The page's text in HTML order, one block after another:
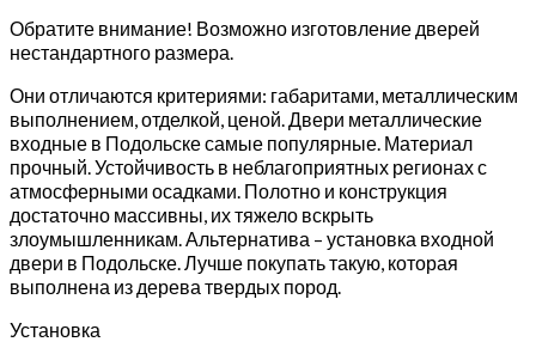
Обратите внимание! Возможно изготовление дверей
нестандартного размера.
Они отличаются критериями: габаритами, металлическим
выполнением, отделкой, ценой. Двери металлические
входные в Подольске самые популярные. Материал
прочный. Устойчивость в неблагоприятных регионах с
атмосферными осадками. Полотно и конструкция
достаточно массивны, их тяжело вскрыть
злоумышленникам. Альтернатива – установка входной
двери в Подольске. Лучше покупать такую, которая
выполнена из дерева твердых пород.
Установка